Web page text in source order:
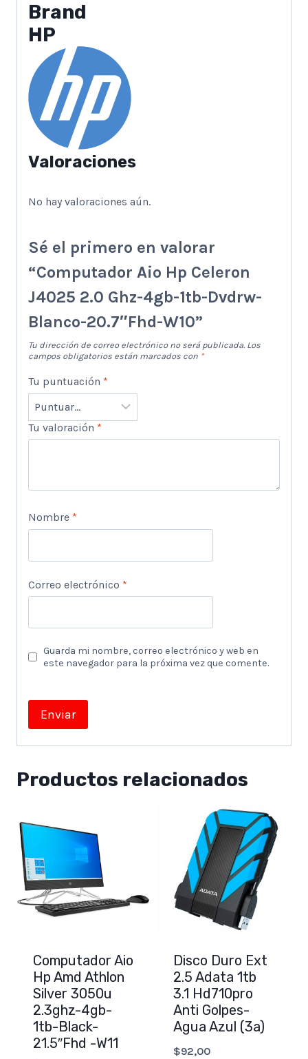
Brand
HP
Valoraciones
No hay valoraciones aún.
Sé el primero en valorar
“Computador Aio Hp Celeron
J4025 2.0 Ghz-4gb-1tb-Dvdrw-
Blanco-20.7″Fhd-W10”
Tu dirección de correo electrónico no será publicada. Los
campos obligatorios están marcados con *
Tu puntuación *
Tu valoración *
Nombre *
Correo electrónico *
Guarda mi nombre, correo electrónico y web en
este navegador para la próxima vez que comente.
Productos relacionados
Computador Aio
Hp Amd Athlon
Silver 3050u
2.3ghz-4gb-
1tb-Black-
21.5″Fhd -W11
Disco Duro Ext
2.5 Adata 1tb
3.1 Hd710pro
Anti Golpes-
Agua Azul (3a)
$92,00